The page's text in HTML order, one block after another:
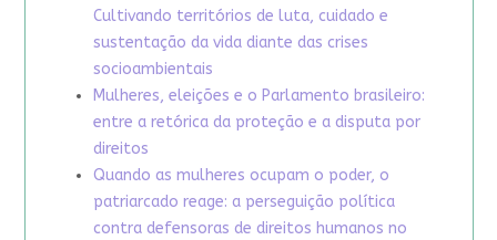
Cultivando territórios de luta, cuidado e
sustentação da vida diante das crises
socioambientais
Mulheres, eleições e o Parlamento brasileiro:
entre a retórica da proteção e a disputa por
direitos
Quando as mulheres ocupam o poder, o
patriarcado reage: a perseguição política
contra defensoras de direitos humanos no